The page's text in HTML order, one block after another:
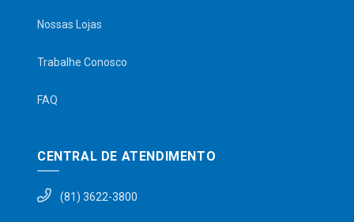
Nossas Lojas
Trabalhe Conosco
FAQ
CENTRAL DE ATENDIMENTO
(81) 3622-3800